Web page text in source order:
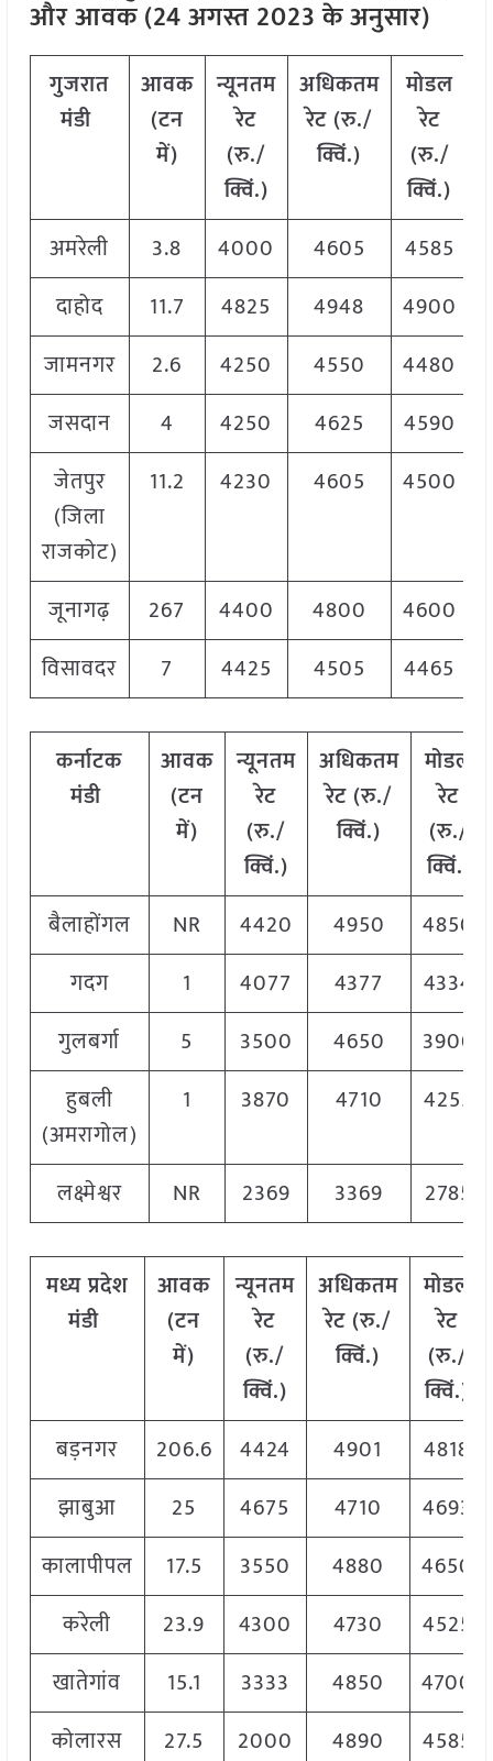
और आवक (24 अगस्त 2023 के अनुसार)
गुजरात
मंडी
आवक
(टन
में)
न्यूनतम
रेट
(रु./
क्विं.)
अधिकतम
रेट (रु./
क्विं.)
मोडल
रेट
(रु./
क्विं.)
अमरेली
3.8 4000 4605
4585
दाहोद
11.7 4825 4948
4900
जामनगर
2.6 4250 4550
4480
जसदान
4 4250 4625
4590
जेतपुर
(जिला
राजकोट)
11.2 4230 4605 4500
जूनागढ़ 267 4400 4800
4600
विसावदर
7 4425 4505 4465
कर्नाटक
मंडी
आवक
(टन
में)
न्यूनतम
रेट
(रु./
क्विं.)
अधिकतम
रेट (रु./
क्विं.)
मोडल
रेट
(रु./
क्विं.)
बैलाहोंगल
NR 4420 4950
4850
गदग
1 4077 4377
4334
गुलबर्गा
5 3500 4650
3900
हुबली
(अमरागोल)
1 3870 4710 4255
लक्ष्मेश्वर NR 2369 3369 2785
मध्यप्रदेश
मंडी
आवक
(टन
में)
न्यूनतम
रेट
(रु./
क्विं.)
अधिकतम
रेट (रु./
क्विं.)
मोडल
रेट
(रु./
क्विं.)
बड़नगर
206.6 4424 4901
4818
झाबुआ
25 4675 4710
4693
कालापीपल
17.5 3550 4880
4650
करेली
23.9 4300 4730
4525
खातेगांव
15.1 3333 4850
4700
कोलारस
27.5 2000 4890 4585